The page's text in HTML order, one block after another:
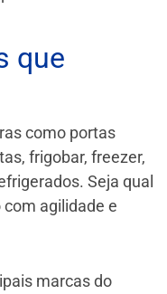
que
como portas
frigobar, freezer,
Seja qual
agilidade e
marcas do